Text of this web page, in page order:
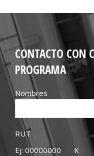
CONTACTO CON
PROGRAMA
Nombres
RUT
Ej: 00000000
K